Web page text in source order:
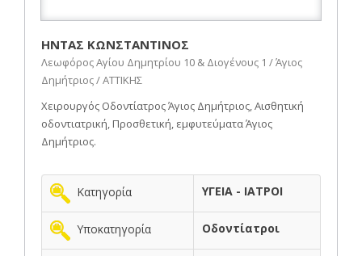
ΗΝΤΑΣ ΚΩΝΣΤΑΝΤΙΝΟΣ
Λεωφόρος Αγίου Δημητρίου 10 & Διογένους 1 / Άγιος
Δημήτριος / ΑΤΤΙΚΗΣ
Χειρουργός Οδοντίατρος Άγιος Δημήτριος, Αισθητική
οδοντιατρική, Προσθετική, εμφυτεύματα Άγιος
Δημήτριος.
Κατηγορία ΥΓΕΙΑ - ΙΑΤΡΟΙ
Υποκατηγορία Οδοντίατροι